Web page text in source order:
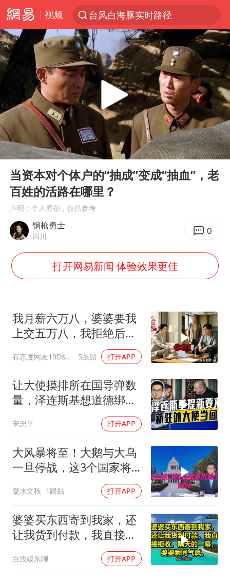
视频
台风白海豚实时路径
“电影+”如何激发千亿级消费新活力？
沙特土耳其巴基斯坦签署共同防务协议
中医教你一招提升气血
全球首个长时储能一体化产业园量产
四川宜宾市高县4.9级地震致1人死亡
胜宏科技：股票交易异常波动
U17国足点球大战淘汰河床晋级决赛
百花奖开幕式
胡彦斌获《歌手2026》歌王
名创优品回应女子吐槽内裤质量差
38岁演员求职万岁山NPC成功
国防部：中国军队坚决反制任何闹海挑衅图谋
我国外贸延续良好增长态势
夯实基础开新局
Play
00:00 06:46
当资本对个体户的“抽成”变成“抽血”，老
百姓的活路在哪里？
声明：个人原创，仅供参考
钢枪勇士
四川 0
打开网易新闻 体验效果更佳
我月薪六万八，婆婆要我
上交五万八，我拒绝后她
换了门锁，12天后我决意
离婚
有态度网友19Dsym 5跟贴 打开APP
让大使摸排所在国导弹数
量，泽连斯基想道德绑架
宋忠平 打开APP
大风暴将至！大鹅与大乌
一旦停战，这3个国家将
凝水文秋 1跟贴 打开APP
婆婆买东西寄到我家，还
让我货到付款，我直接拒
收。隔天的一幕，婆婆瞬
间气疯
白浅娱乐聊 打开APP